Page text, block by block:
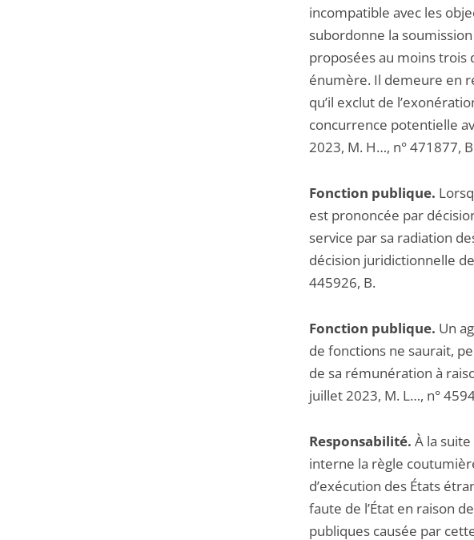
incompatible avec les
subordonne la
proposées au moins trois
énumère. Il demeure en
qu’il exclut de
concurrence potentielle
2023, M. H…, n° 471877,
Fonction publique.
est prononcée par
service par sa radiation
décision juridictionnelle
445926, B.
Fonction publique. Un
de fonctions ne saurait,
de sa rémunération à
juillet 2023, M. L…, n°
Responsabilité. À la
interne la règle
d’exécution des États
faute de l’État en raison
publiques causée par